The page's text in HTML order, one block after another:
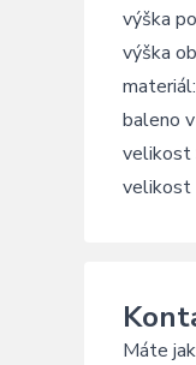
výška
výška
baleno
velikost
velikost
Máte